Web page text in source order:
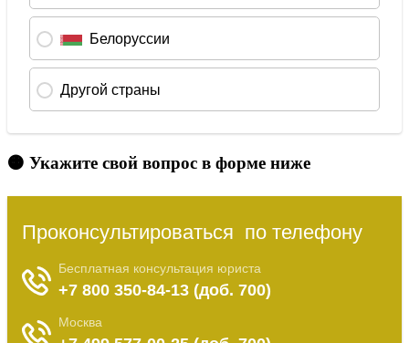
🟠 Укажите свой вопрос в форме ниже